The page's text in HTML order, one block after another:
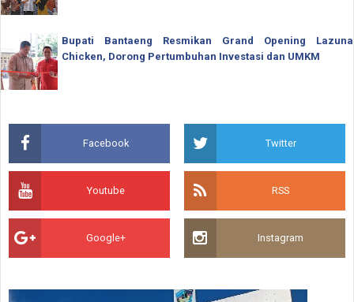
Bupati Bantaeng Resmikan Grand Opening Lazuna
Chicken, Dorong Pertumbuhan Investasi dan UMKM
Facebook Twitter
Youtube RSS
Google+ Instagram